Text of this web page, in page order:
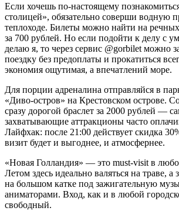
Если хочешь по-настоящему
столицей», обязательно соверши водную
теплоходе. Билеты можно найти на
за 700 рублей. Но если подойти к делу с
делаю я, то через сервис @gorbilet можно
поездку без предоплаты и прокатиться
экономия ощутимая, а впечатлений море.
Для порции адреналина отправляйся в
«Диво-остров» на Крестовском острове.
сразу дорогой браслет за 2000 рублей —
захватывающие аттракционы часто
Лайфхак: после 21:00 действует скидка
визит будет и выгоднее, и атмосфернее.
«Новая Голландия» — это must-visit в
Летом здесь идеально валяться на траве,
на большом катке под зажигательную
аниматорами. Вход, как и в любой
свободный.